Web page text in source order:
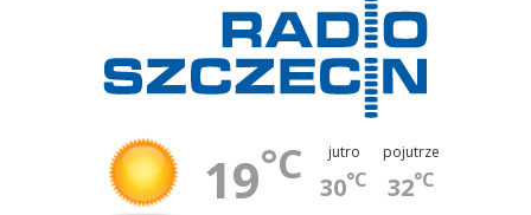
19°C jutro
30°C
pojutrze
32°C